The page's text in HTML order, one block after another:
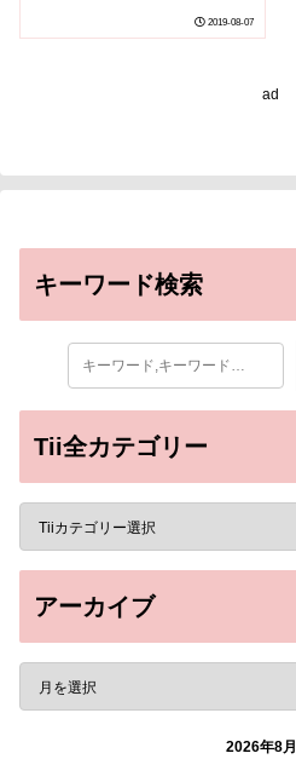
2019-08-07
ad
キーワード検索
Tii全カテゴリー
アーカイブ
2026年8月